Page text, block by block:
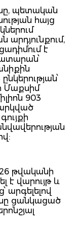
պետական
հայց
արդյունքում,
է
Մաքսիմ
903
թվականի
է վարույթ և
արգելելով
ցանկացած